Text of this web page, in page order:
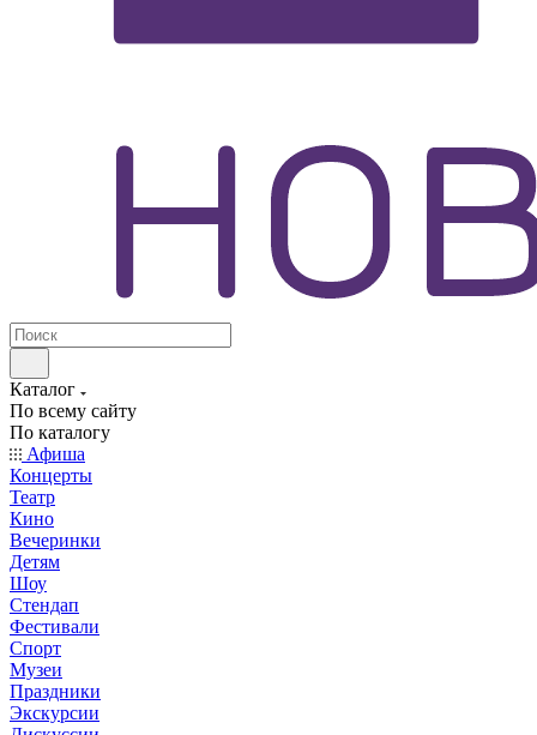
Каталог
По всему сайту
По каталогу
Афиша
Концерты
Театр
Кино
Вечеринки
Детям
Шоу
Стендап
Фестивали
Спорт
Музеи
Праздники
Экскурсии